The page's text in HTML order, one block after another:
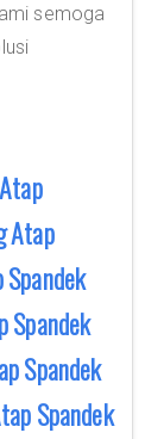
semoga
Atap
Spandek
Spandek
Spandek